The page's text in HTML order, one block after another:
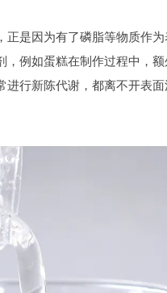
正是因为有了磷脂等物质作
例如蛋糕在制作过程中，
进行新陈代谢，都离不开表